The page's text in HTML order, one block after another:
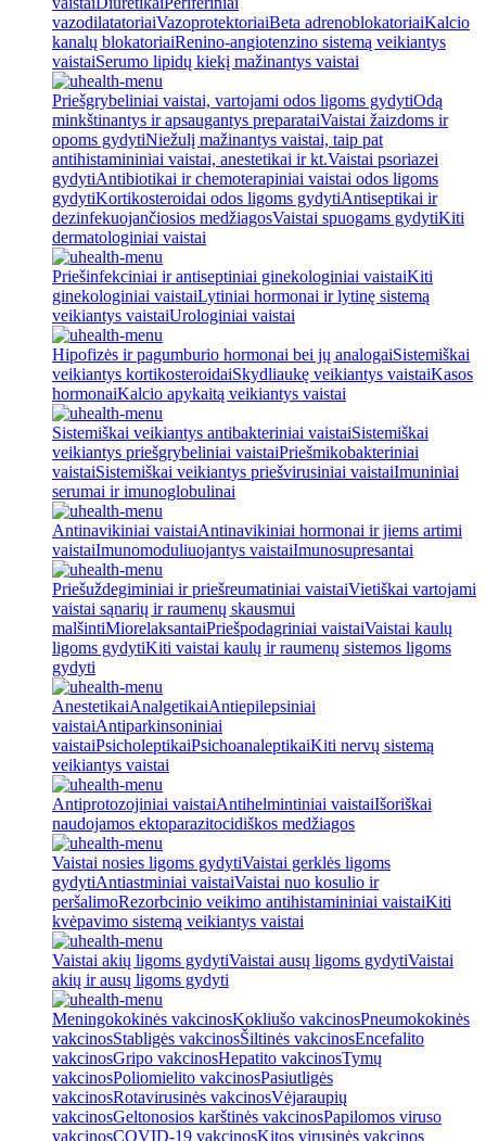
vazodilatatoriaiVazoprotektoriaiBeta adrenoblokatoriaiKalcio
kanalų blokatoriaiRenino-angiotenzino sistemą veikiantys
vaistaiSerumo lipidų kiekį mažinantys vaistai
Priešgrybeliniai vaistai, vartojami odos ligoms gydytiOdą
minkštinantys ir apsaugantys preparataiVaistai žaizdoms ir
opoms gydytiNiežulį mažinantys vaistai, taip pat
antihistamininiai vaistai, anestetikai ir kt.Vaistai psoriazei
gydytiAntibiotikai ir chemoterapiniai vaistai odos ligoms
gydytiKortikosteroidai odos ligoms gydytiAntiseptikai ir
dezinfekuojančiosios medžiagosVaistai spuogams gydytiKiti
dermatologiniai vaistai
Priešinfekciniai ir antiseptiniai ginekologiniai vaistaiKiti
ginekologiniai vaistaiLytiniai hormonai ir lytinę sistemą
veikiantys vaistaiUrologiniai vaistai
Hipofizės ir pagumburio hormonai bei jų analogaiSistemiškai
veikiantys kortikosteroidaiSkydliaukę veikiantys vaistaiKasos
hormonaiKalcio apykaitą veikiantys vaistai
Sistemiškai veikiantys antibakteriniai vaistaiSistemiškai
veikiantys priešgrybeliniai vaistaiPriešmikobakteriniai
vaistaiSistemiškai veikiantys priešvirusiniai vaistaiImuniniai
serumai ir imunoglobulinai
Antinavikiniai vaistaiAntinavikiniai hormonai ir jiems artimi
vaistaiImunomoduliuojantys vaistaiImunosupresantai
Priešuždegiminiai ir priešreumatiniai vaistaiVietiškai vartojami
vaistai sąnarių ir raumenų skausmui
malšintiMiorelaksantaiPriešpodagriniai vaistaiVaistai kaulų
ligoms gydytiKiti vaistai kaulų ir raumenų sistemos ligoms
gydyti
AnestetikaiAnalgetikaiAntiepilepsiniai
vaistaiAntiparkinsoniniai
vaistaiPsicholeptikaiPsichoanaleptikaiKiti nervų sistemą
veikiantys vaistai
Antiprotozojiniai vaistaiAntihelmintiniai vaistaiIšoriškai
naudojamos ektoparazitocidiškos medžiagos
Vaistai nosies ligoms gydytiVaistai gerklės ligoms
gydytiAntiastminiai vaistaiVaistai nuo kosulio ir
peršalimoRezorbcinio veikimo antihistamininiai vaistaiKiti
kvėpavimo sistemą veikiantys vaistai
Vaistai akių ligoms gydytiVaistai ausų ligoms gydytiVaistai
akių ir ausų ligoms gydyti
Meningokokinės vakcinosKokliušo vakcinosPneumokokinės
vakcinosStabligės vakcinosŠiltinės vakcinosEncefalito
vakcinosGripo vakcinosHepatito vakcinosTymų
vakcinosPoliomielito vakcinosPasiutligės
vakcinosRotavirusinės vakcinosVėjaraupių
vakcinosGeltonosios karštinės vakcinosPapilomos viruso
vakcinosCOVID-19 vakcinosKitos virusinės vakcinos